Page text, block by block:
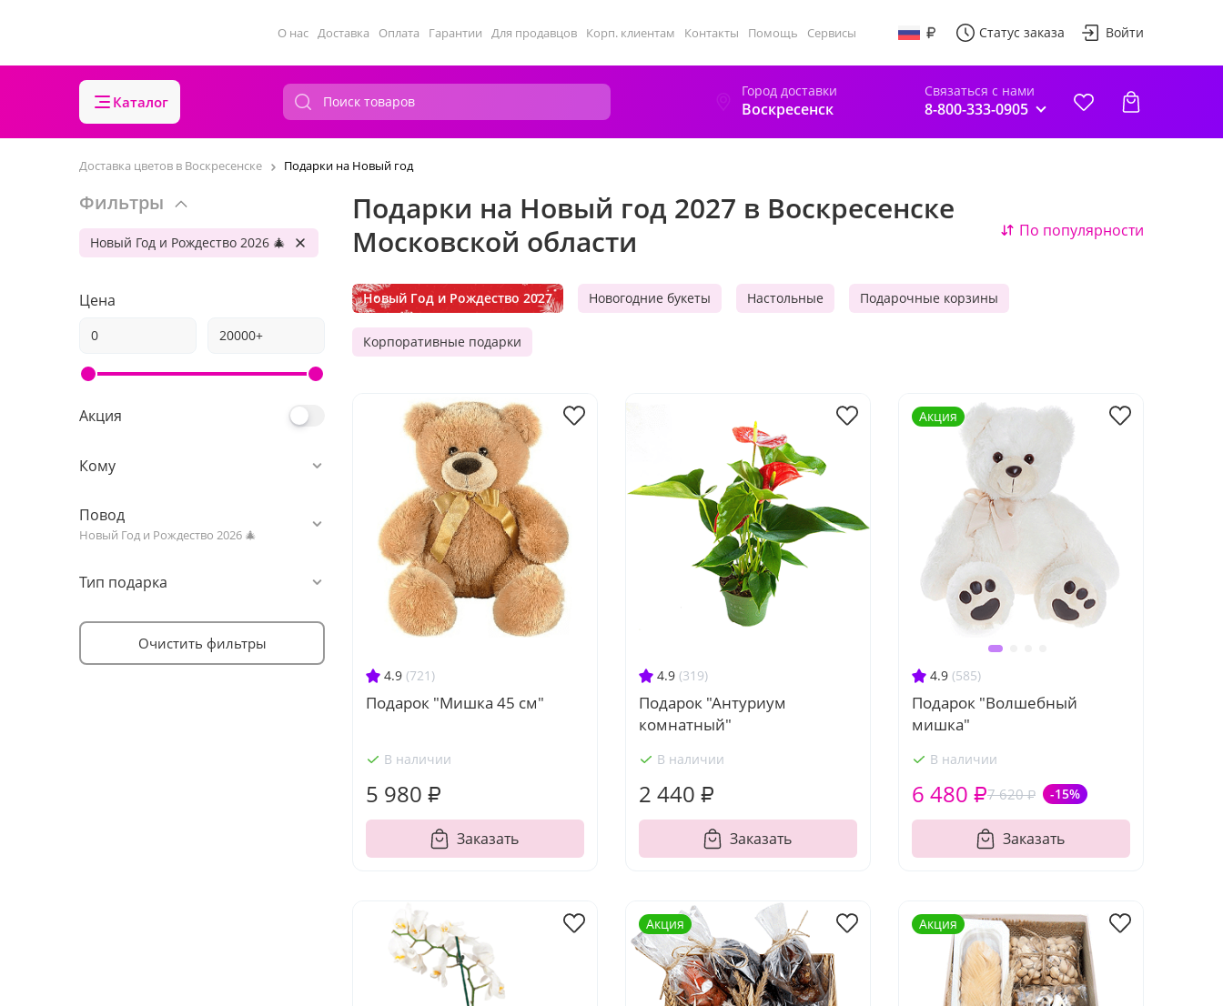
О нас Доставка Оплата Гарантии Для продавцов Корп. клиентам Контакты Помощь Сервисы Статус заказа Войти
Каталог
Город доставки
Воскресенск
Связаться с нами
8-800-333-0905
Доставка цветов в Воскресенске Подарки на Новый год
Фильтры
Новый Год и Рождество 2026 🎄
Цена
Акция
Кому
Повод
Новый Год и Рождество 2026 🎄
Тип подарка
Очистить фильтры
Подарки на Новый год 2027 в Воскресенске
Московской области
По популярности
Новый Год и Рождество 2027 Новогодние букеты Настольные Подарочные корзины
Корпоративные подарки
4.9 (721)
Подарок "Мишка 45 см"
В наличии
5 980 ₽
Заказать
4.9 (319)
Подарок "Антуриум
комнатный"
В наличии
2 440 ₽
Заказать
4.9 (585)
Подарок "Волшебный
мишка"
В наличии
7 620 ₽ -15%
6 480 ₽
Заказать
Акция
Акция Акция